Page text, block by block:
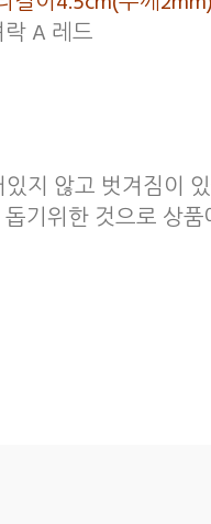
A 레드
지 않고 벗겨짐이
기위한 것으로 상